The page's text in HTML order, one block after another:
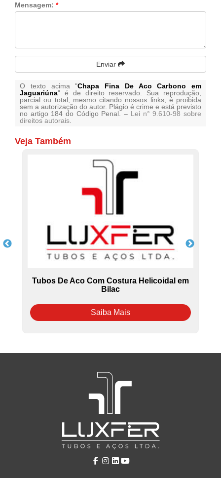
Mensagem: *
Enviar
O texto acima "Chapa Fina De Aco Carbono em
Jaguariúna" é de direito reservado. Sua reprodução,
parcial ou total, mesmo citando nossos links, é proibida
sem a autorização do autor. Plágio é crime e está previsto
no artigo 184 do Código Penal. – Lei n° 9.610-98 sobre
direitos autorais
Veja Também
Tubos De Aco Com Costura Helicoidal em
Bilac
Saiba Mais